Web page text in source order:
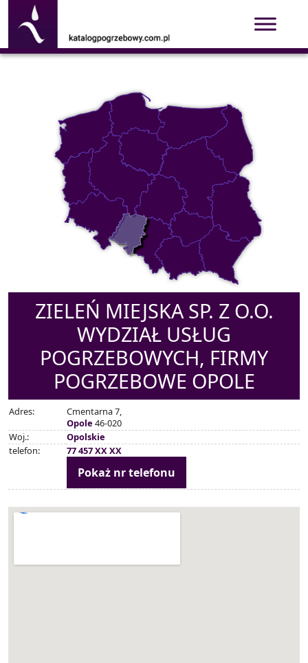
ZIELEŃ MIEJSKA SP. Z O.O.
WYDZIAŁ USŁUG
POGRZEBOWYCH, FIRMY
POGRZEBOWE OPOLE
Adres:
Cmentarna 7,
Opole 46-020
Woj.:
Opolskie
telefon:
77 457 XX XX
Pokaż nr telefonu